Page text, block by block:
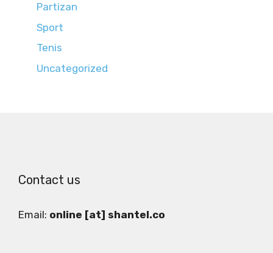
Partizan
Sport
Tenis
Uncategorized
Contact us
Email: online [at] shantel.co